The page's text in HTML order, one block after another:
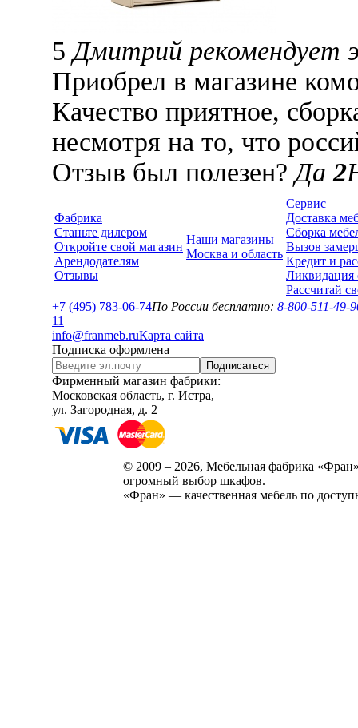
5 Дмитрий рекомендует
Приобрел в магазине
Качество приятное,
несмотря на то, что
Отзыв был полезен?Да2
Фабрика
Станьте дилером
Откройте свой магазин
Арендодателям
Отзывы
Наши магазины
Москва и область
Сервис
Доставка
Сборка
Вызов
Кредит и
Ликвидация
Рассчитай
+7 (495) 783-06-74По России бесплатно: 8-800-511-49-
11
info@franmeb.ruКарта сайта
Подписка оформлена
Подписаться
Фирменный магазин фабрики:
Московская область, г. Истра,
ул. Загородная, д. 2
© 2009 – 2026, Мебельная фабрика
огромный выбор шкафов.
«Фран» — качественная мебель по